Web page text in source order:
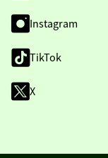
Instagram
TikTok
X